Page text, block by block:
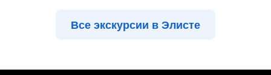
Все экскурсии в Элисте